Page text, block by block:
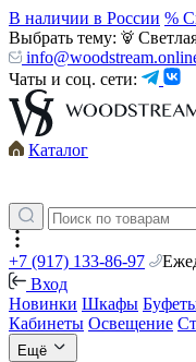
В наличии в России %
Выбрать тему:
Чаты и соц. сети:
Каталог
+7 (917) 133-86-97
Вход
Новинки Шкафы
Кабинеты Освещение
Ещё